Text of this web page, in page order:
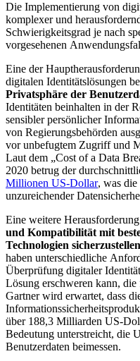
Die Implementierung von
komplexer und
Schwierigkeitsgrad je nach
vorgesehenen
Eine der
digitalen Identitätslösungen
Privatsphäre der
Identitäten beinhalten in der
sensibler persönlicher
von Regierungsbehörden
vor unbefugtem Zugriff und
Laut dem „Cost of a Data
2020 betrug der
Millionen US-Dollar, was
unzureichender
Eine weitere
und Kompatibilität mit
Technologien sicherzustellen
haben unterschiedliche
Überprüfung digitaler
Lösung erschweren kann,
Gartner wird erwartet, dass
über 188,3 Milliarden US-
Bedeutung unterstreicht, die
Benutzerdaten beimessen.